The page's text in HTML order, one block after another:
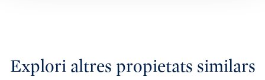
Explori altres propietats similars